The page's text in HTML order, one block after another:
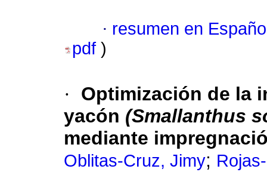
· resumen en
pdf )
·
Optimización de la
yacón (Smallanthus
mediante
Oblitas-Cruz, Jimy;